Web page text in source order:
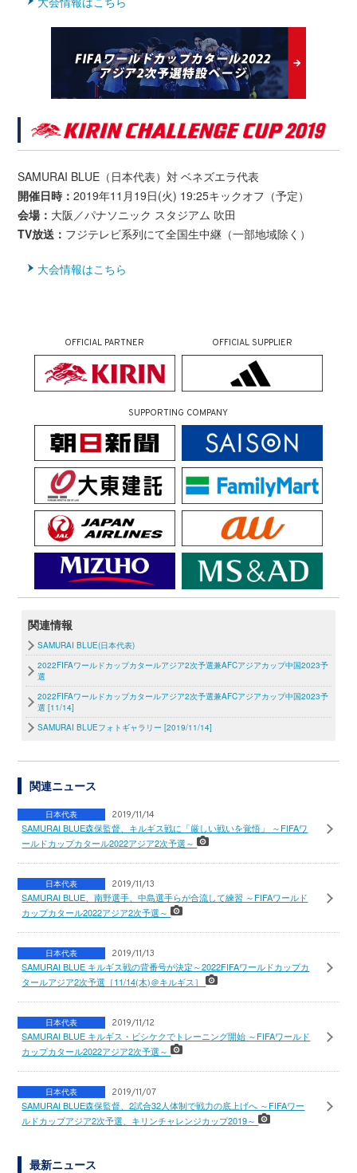
SAMURAI BLUE（日本代表）対 ベネズエラ代表
開催日時：2019年11月19日(火) 19:25キックオフ（予定）
会場： 大阪／パナソニック スタジアム 吹田
TV放送： フジテレビ系列にて全国生中継（一部地域除く）
大会情報はこちら
OFFICIAL PARTNER OFFICIAL SUPPLIER
SUPPORTING COMPANY
関連情報
SAMURAI BLUE(日本代表)
2022FIFAワールドカップカタールアジア2次予選兼AFCアジアカップ中国2023予
選
2022FIFAワールドカップカタールアジア2次予選兼AFCアジアカップ中国2023予
選 [11/14]
SAMURAI BLUEフォトギャラリー [2019/11/14]
関連ニュース
日本代表 2019/11/14
SAMURAI BLUE森保監督、キルギス戦に「厳しい戦いを覚悟」 ～FIFAワ
ールドカップカタール2022アジア2次予選～
日本代表 2019/11/13
SAMURAI BLUE、南野選手、中島選手らが合流して練習 ～FIFAワールド
カップカタール2022アジア2次予選～
日本代表 2019/11/13
SAMURAI BLUE キルギス戦の背番号が決定～2022FIFAワールドカップカ
タールアジア2次予選［11/14(木)＠キルギス］
日本代表 2019/11/12
SAMURAI BLUE キルギス・ビシケクでトレーニング開始 ～FIFAワールド
カップカタール2022アジア2次予選～
日本代表 2019/11/07
SAMURAI BLUE森保監督、2試合32人体制で戦力の底上げへ ～FIFAワー
ルドカップアジア2次予選、キリンチャレンジカップ2019～
最新ニュース